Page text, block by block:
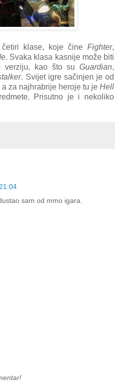
klase, koje čine Fighter,
. Svaka klasa kasnije može biti
verziju, kao što su Guardian,
. Svijet igre sačinjen je od
za najhrabrije heroje tu je Hell
Prisutno je i nekoliko
sam od mmo igara.